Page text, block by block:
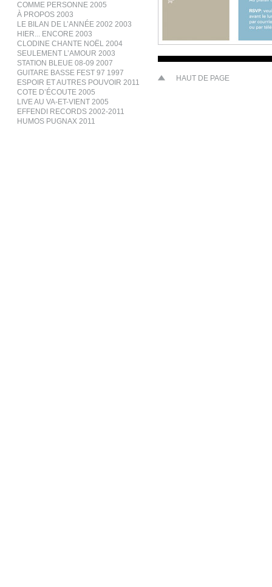
COMME PERSONNE 2005
À PROPOS 2003
LE BILAN DE L’ANNÉE 2002 2003
HIER... ENCORE 2003
CLODINE CHANTE NOËL 2004
SEULEMENT L’AMOUR 2003
STATION BLEUE 08-09 2007
GUITARE BASSE FEST 97 1997
ESPOIR ET AUTRES POUVOIR 2011
COTE D’ÉCOUTE 2005
LIVE AU VA-ET-VIENT 2005
EFFENDI RECORDS 2002-2011
HUMOS PUGNAX 2011
HAUT DE PAGE